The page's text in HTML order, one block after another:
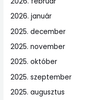
2026. január
2025. december
2025. november
2025. október
2025. szeptember
2025. augusztus